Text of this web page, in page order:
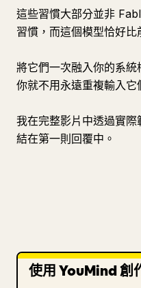
這些習慣大部分並非
習慣，而這個模型恰好比
將它們一次融入你的系統
你就不用永遠重複輸入它
我在完整影片中透過實
結在第一則回覆中。
使用 YouMind 創